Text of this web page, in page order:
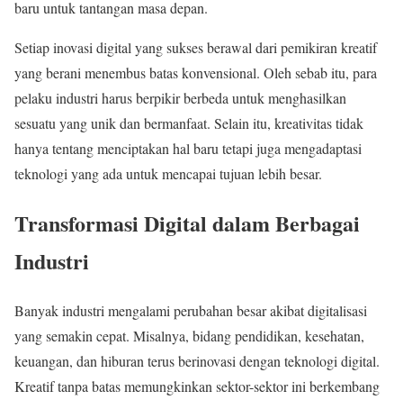
baru untuk tantangan masa depan.
Setiap inovasi digital yang sukses berawal dari pemikiran kreatif
yang berani menembus batas konvensional. Oleh sebab itu, para
pelaku industri harus berpikir berbeda untuk menghasilkan
sesuatu yang unik dan bermanfaat. Selain itu, kreativitas tidak
hanya tentang menciptakan hal baru tetapi juga mengadaptasi
teknologi yang ada untuk mencapai tujuan lebih besar.
Transformasi Digital dalam Berbagai
Industri
Banyak industri mengalami perubahan besar akibat digitalisasi
yang semakin cepat. Misalnya, bidang pendidikan, kesehatan,
keuangan, dan hiburan terus berinovasi dengan teknologi digital.
Kreatif tanpa batas memungkinkan sektor-sektor ini berkembang